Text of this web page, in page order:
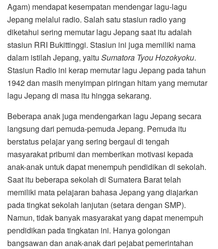
Agam) mendapat kesempatan mendengar lagu-lagu
Jepang melalui radio. Salah satu stasiun radio yang
diketahui sering memutar lagu Jepang saat itu adalah
stasiun RRI Bukittinggi. Stasiun ini juga memiliki nama
dalam istilah Jepang, yaitu Sumatora Tyou Hozokyoku.
Stasiun Radio ini kerap memutar lagu Jepang pada tahun
1942 dan masih menyimpan piringan hitam yang memutar
lagu Jepang di masa itu hingga sekarang.
Beberapa anak juga mendengarkan lagu Jepang secara
langsung dari pemuda-pemuda Jepang. Pemuda itu
berstatus pelajar yang sering bergaul di tengah
masyarakat pribumi dan memberikan motivasi kepada
anak-anak untuk dapat menempuh pendidikan di sekolah.
Saat itu beberapa sekolah di Sumatera Barat telah
memiliki mata pelajaran bahasa Jepang yang diajarkan
pada tingkat sekolah lanjutan (setara dengan SMP).
Namun, tidak banyak masyarakat yang dapat menempuh
pendidikan pada tingkatan ini. Hanya golongan
bangsawan dan anak-anak dari pejabat pemerintahan